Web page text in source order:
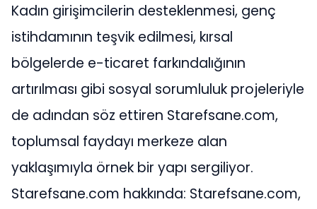
Kadın girişimcilerin desteklenmesi, genç
istihdamının teşvik edilmesi, kırsal
bölgelerde e-ticaret farkındalığının
artırılması gibi sosyal sorumluluk projeleriyle
de adından söz ettiren Starefsane.com,
toplumsal faydayı merkeze alan
yaklaşımıyla örnek bir yapı sergiliyor.
Starefsane.com hakkında: Starefsane.com,